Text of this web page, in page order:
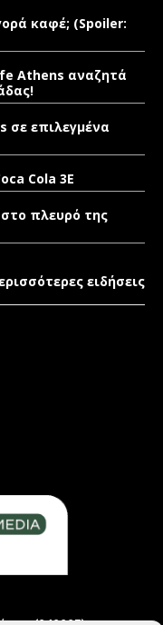
καφέ; (Spoiler:
Athens αναζητά
σε επιλεγμένα
Cola 3E
πλευρό της
ειδήσεις